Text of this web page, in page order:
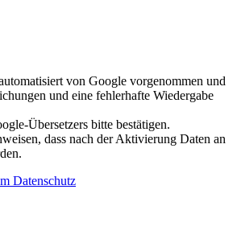
von Google vorgenommen und
und eine fehlerhafte Wiedergabe
Übersetzers bitte bestätigen.
dass nach der Aktivierung Daten an
Datenschutz